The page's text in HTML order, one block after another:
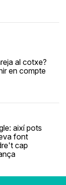
al cotxe?
en compte
així pots
font
cap